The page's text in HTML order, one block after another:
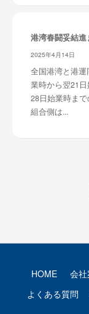
港湾春闘妥結
2025年4月14日
全国港湾と港
業時から翌21
28日始業時ま
組合側は...
HOME 会
よくある質問